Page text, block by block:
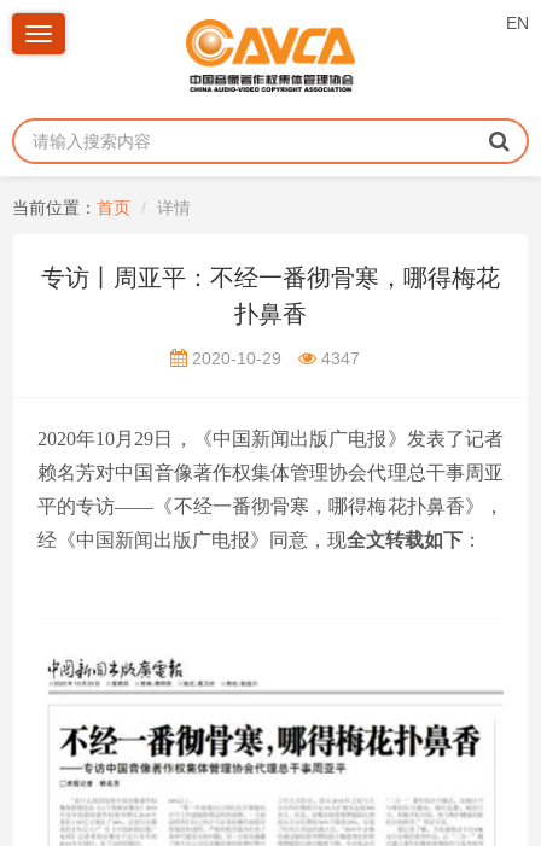
EN
Toggle
当前位置： 首页 详情
专访丨周亚平：不经一番彻骨寒，哪得梅花
扑鼻香
2020-10-29 4347
2020年10月29日，《中国新闻出版广电报》发表了记者
赖名芳对中国音像著作权集体管理协会代理总干事周亚
平的专访——《不经一番彻骨寒，哪得梅花扑鼻香》，
经《中国新闻出版广电报》同意，现全文转载如下 ：